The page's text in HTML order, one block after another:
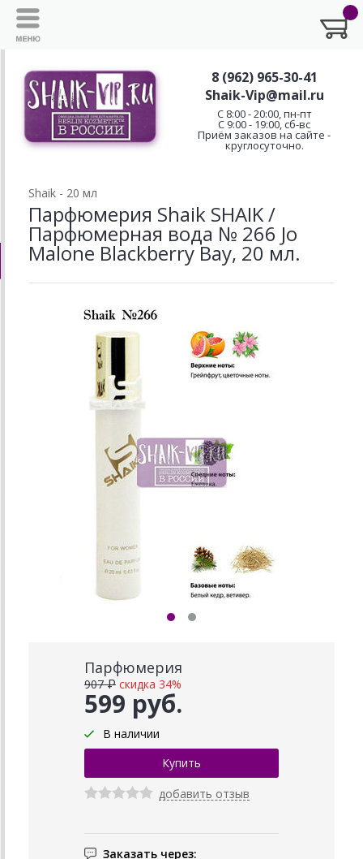
8 (962) 965-30-41
Shaik-Vip@mail.ru
C 8:00 - 20:00, пн-пт
С 9:00 - 19:00, сб-вс
Приём заказов на сайте -
круглосуточно.
Shaik - 20 мл
Парфюмерия Shaik SHAIK /
Парфюмерная вода № 266 Jo
Malone Blackberry Bay, 20 мл.
Парфюмерия
599 руб.
907 ₽ скидка 34%
В наличии
добавить отзыв
Заказать через: